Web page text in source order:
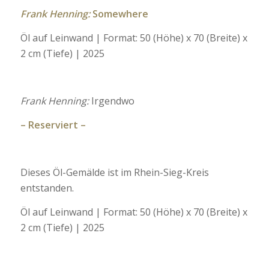
Frank Henning:Somewhere
Öl auf Leinwand | Format: 50 (Höhe) x 70 (Breite) x
2 cm (Tiefe) | 2025
Frank Henning:Irgendwo
– Reserviert –
Dieses Öl-Gemälde ist im Rhein-Sieg-Kreis
entstanden.
Öl auf Leinwand | Format: 50 (Höhe) x 70 (Breite) x
2 cm (Tiefe) | 2025